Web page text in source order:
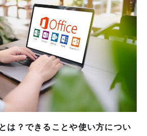
は？できることや使い方につい